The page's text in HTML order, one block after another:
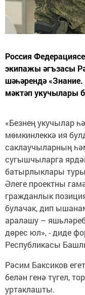
Россия
экипажы әгъзасы
шәһәрендә
мәктәп укучылары
«Безнең укучылар
мөмкинлеккә ия
саклаучыларның
сугышчыларга
батырлыклары
Әлеге проектны
гражданлык
булачак, дип
аралашу –
дөрес юл», - диде
Республикасы
Рәсим Баксиков
белән генә түгел,
уртаклашты.